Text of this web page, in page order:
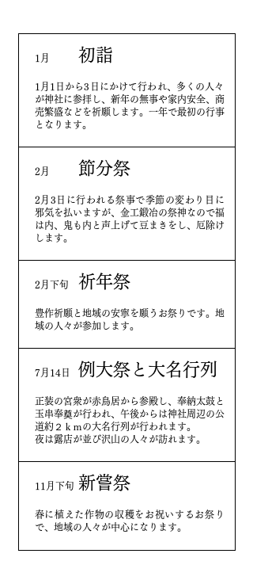
1月 初詣
1月1日から3日にかけて行われ、多くの人々
が神社に参拝し、新年の無事や家内安全、商
売繁盛などを祈願します。一年で最初の行事
となります。
​2月 節分祭
2月3日に行われる祭事で季節の変わり目に
邪気を払いますが、金工鍛冶の祭神なので福
は内、鬼も内と声上げて豆まきをし、厄除け
します。
​2月下旬 祈年祭
豊作祈願と地域の安寧を願うお祭りです。地
域の人々が参加します。
​7月14日 例大祭と大名行列
正装の宮衆が赤鳥居から参殿し、奉納太鼓と
玉串奉奠が行われ、午後からは神社周辺の公
道約２ｋｍの大名行列が行われます。
夜は露店が並び沢山の人々が訪れます。
​11月下旬 新嘗祭
春に植えた作物の収穫をお祝いするお祭り
で、地域の人々が中心になります。